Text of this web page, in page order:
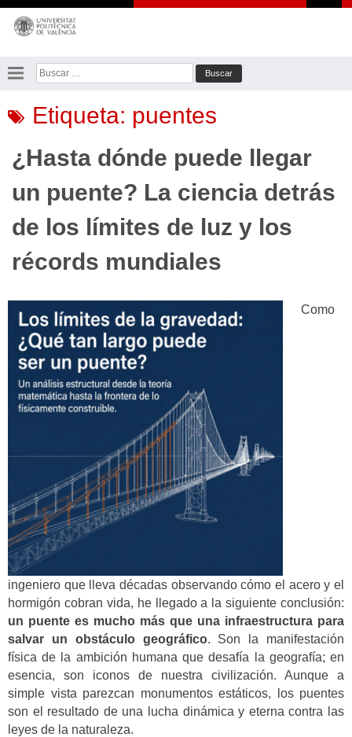
Saltar
contenido
Buscar:
Etiqueta: puentes
¿Hasta dónde puede llegar
un puente? La ciencia detrás
de los límites de luz y los
récords mundiales
Como
ingeniero que lleva décadas observando cómo el acero y el
hormigón cobran vida, he llegado a la siguiente conclusión:
un puente es mucho más que una infraestructura para
salvar un obstáculo geográfico. Son la manifestación
física de la ambición humana que desafía la geografía; en
esencia, son iconos de nuestra civilización. Aunque a
simple vista parezcan monumentos estáticos, los puentes
son el resultado de una lucha dinámica y eterna contra las
leyes de la naturaleza.